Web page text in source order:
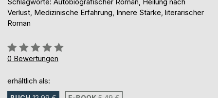
Schlagworte: Autobiografischer Roman, Heilung nach
Verlust, Medizinische Erfahrung, Innere Stärke, literarischer
Roman
Bewertung::
0%
0 Bewertungen
erhältlich als: